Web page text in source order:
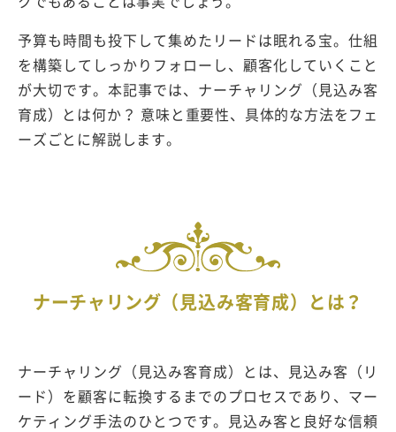
予算も時間も投下して集めたリードは眠れる宝。仕組
を構築してしっかりフォローし、顧客化していくこと
が大切です。本記事では、ナーチャリング（見込み客
育成）とは何か？ 意味と重要性、具体的な方法をフェ
ーズごとに解説します。
ナーチャリング（見込み客育成）とは？
ナーチャリング（見込み客育成）とは、見込み客（リ
ード）を顧客に転換するまでのプロセスであり、マー
ケティング手法のひとつです。見込み客と良好な信頼